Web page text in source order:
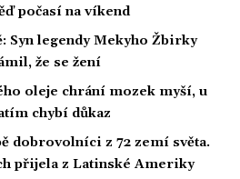
počasí na víkend
Syn legendy Mekyho Žbirky
že se žení
oleje chrání mozek myší, u
chybí důkaz
dobrovolníci z 72 zemí světa.
přijela z Latinské Ameriky